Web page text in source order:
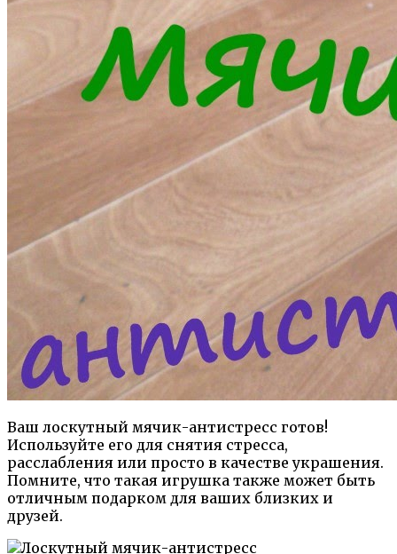
Ваш лоскутный мячик-антистресс готов!
Используйте его для снятия стресса,
расслабления или просто в качестве украшения.
Помните, что такая игрушка также может быть
отличным подарком для ваших близких и
друзей.